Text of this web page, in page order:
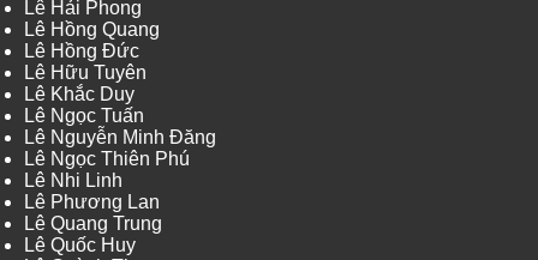
Lê Hải Phong
Lê Hồng Quang
Lê Hồng Đức
Lê Hữu Tuyên
Lê Khắc Duy
Lê Ngọc Tuấn
Lê Nguyễn Minh Đăng
Lê Ngọc Thiên Phú
Lê Nhi Linh
Lê Phương Lan
Lê Quang Trung
Lê Quốc Huy